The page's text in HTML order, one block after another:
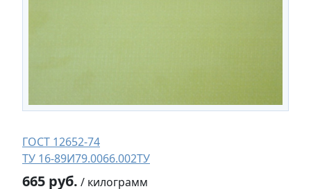
ГОСТ 12652-74
ТУ 16-89И79.0066.002ТУ
665 руб. / килограмм